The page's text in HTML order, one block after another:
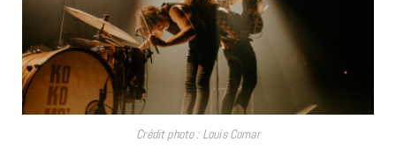
Crédit photo : Louis Comar